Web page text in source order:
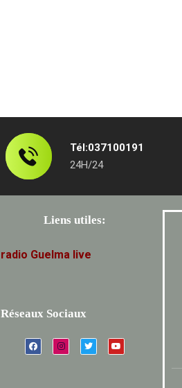
Tél:037100191
24H/24
Liens utiles:
radio Guelma live
Réseaux Sociaux